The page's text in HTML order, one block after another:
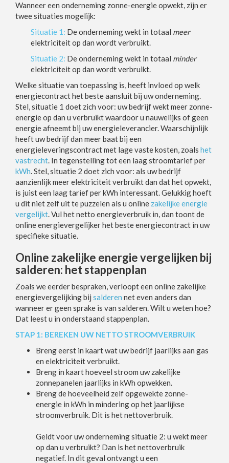
Wanneer een onderneming zonne-energie opwekt, zijn er
twee situaties mogelijk:
Situatie 1: De onderneming wekt in totaal meer
elektriciteit op dan wordt verbruikt.
Situatie 2: De onderneming wekt in totaal minder
elektriciteit op dan wordt verbruikt.
Welke situatie van toepassing is, heeft invloed op welk
energiecontract het beste aansluit bij uw onderneming.
Stel, situatie 1 doet zich voor: uw bedrijf wekt meer zonne-
energie op dan u verbruikt waardoor u nauwelijks of geen
energie afneemt bij uw energieleverancier. Waarschijnlijk
heeft uw bedrijf dan meer baat bij een
energieleveringscontract met lage vaste kosten, zoals het
vastrecht. In tegenstelling tot een laag stroomtarief per
kWh. Stel, situatie 2 doet zich voor: als uw bedrijf
aanzienlijk meer elektriciteit verbruikt dan dat het opwekt,
is juist een laag tarief per kWh interessant. Gelukkig hoeft
u dit niet zelf uit te puzzelen als u online zakelijke energie
vergelijkt. Vul het netto energieverbruik in, dan toont de
online energievergelijker het beste energiecontract in uw
specifieke situatie.
Online zakelijke energie vergelijken bij
salderen: het stappenplan
Zoals we eerder bespraken, verloopt een online zakelijke
energievergelijking bij salderen net even anders dan
wanneer er geen sprake is van salderen. Wilt u weten hoe?
Dat leest u in onderstaand stappenplan.
STAP 1: BEREKEN UW NETTO STROOMVERBRUIK
Breng eerst in kaart wat uw bedrijf jaarlijks aan gas
en elektriciteit verbruikt.
Breng in kaart hoeveel stroom uw zakelijke
zonnepanelen jaarlijks in kWh opwekken.
Breng de hoeveelheid zelf opgewekte zonne-
energie in kWh in mindering op het jaarlijkse
stroomverbruik. Dit is het nettoverbruik.
Geldt voor uw onderneming situatie 2: u wekt meer
op dan u verbruikt? Dan is het nettoverbruik
negatief. In dit geval ontvangt u een